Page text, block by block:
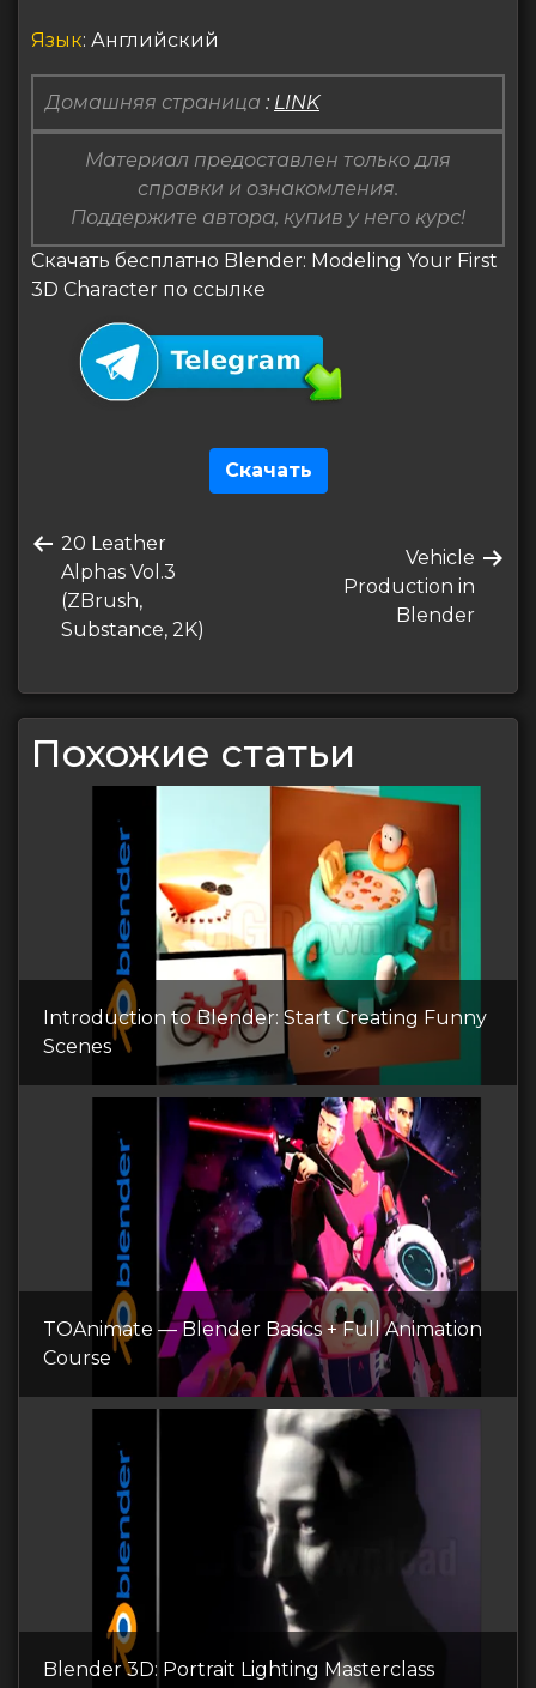
Язык: Английский
Домашняя страница : LINK
Материал предоставлен только для
справки и ознакомления.
Поддержите автора, купив у него курс!
Скачать бесплатно Blender: Modeling Your First
3D Character по ссылке
Скачать
по
записям
Предыдущая
запись
20 Leather
Alphas Vol.3
(ZBrush,
Substance, 2K)
Следующая
запись
Vehicle
Production in
Blender
Похожие статьи
Introduction to Blender: Start Creating Funny
Scenes
TOAnimate — Blender Basics + Full Animation
Course
Blender 3D: Portrait Lighting Masterclass